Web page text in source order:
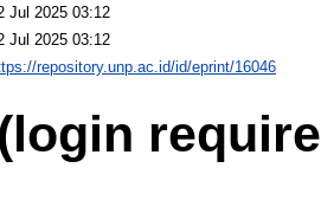
Jul 2025 03:12
Jul 2025 03:12
repository.unp.ac.id/id/eprint/16046